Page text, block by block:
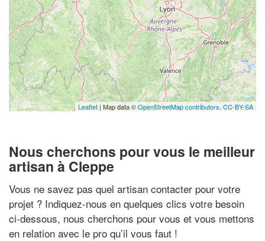
Leaflet | Map data ©OpenStreetMap contributors, CC-BY-SA
Nous cherchons pour vous le meilleur
artisan à Cleppe
Vous ne savez pas quel artisan contacter pour votre
projet ? Indiquez-nous en quelques clics votre besoin
ci-dessous, nous cherchons pour vous et vous mettons
en relation avec le pro qu’il vous faut !